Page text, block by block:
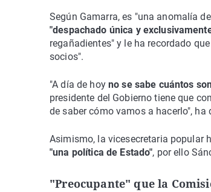
Según Gamarra, es "una anomalía
"despachado única y
regañadientes" y le ha recordado
socios".
"A día de hoy no se sabe cuántos
presidente del Gobierno tiene que
de saber cómo vamos a hacerlo", ha
Asimismo, la vicesecretaria popular
"una política de Estado", por ello
"Preocupante" que la